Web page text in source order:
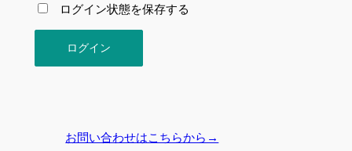
ログイン状態を保存する
お問い合わせはこちらから→